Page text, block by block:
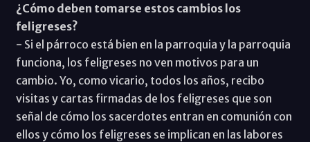
¿Cómo deben tomarse estos cambios los
feligreses?
- Si el párroco está bien en la parroquia y la parroquia
funciona, los feligreses no ven motivos para un
cambio. Yo, como vicario, todos los años, recibo
visitas y cartas firmadas de los feligreses que son
señal de cómo los sacerdotes entran en comunión con
ellos y cómo los feligreses se implican en las labores